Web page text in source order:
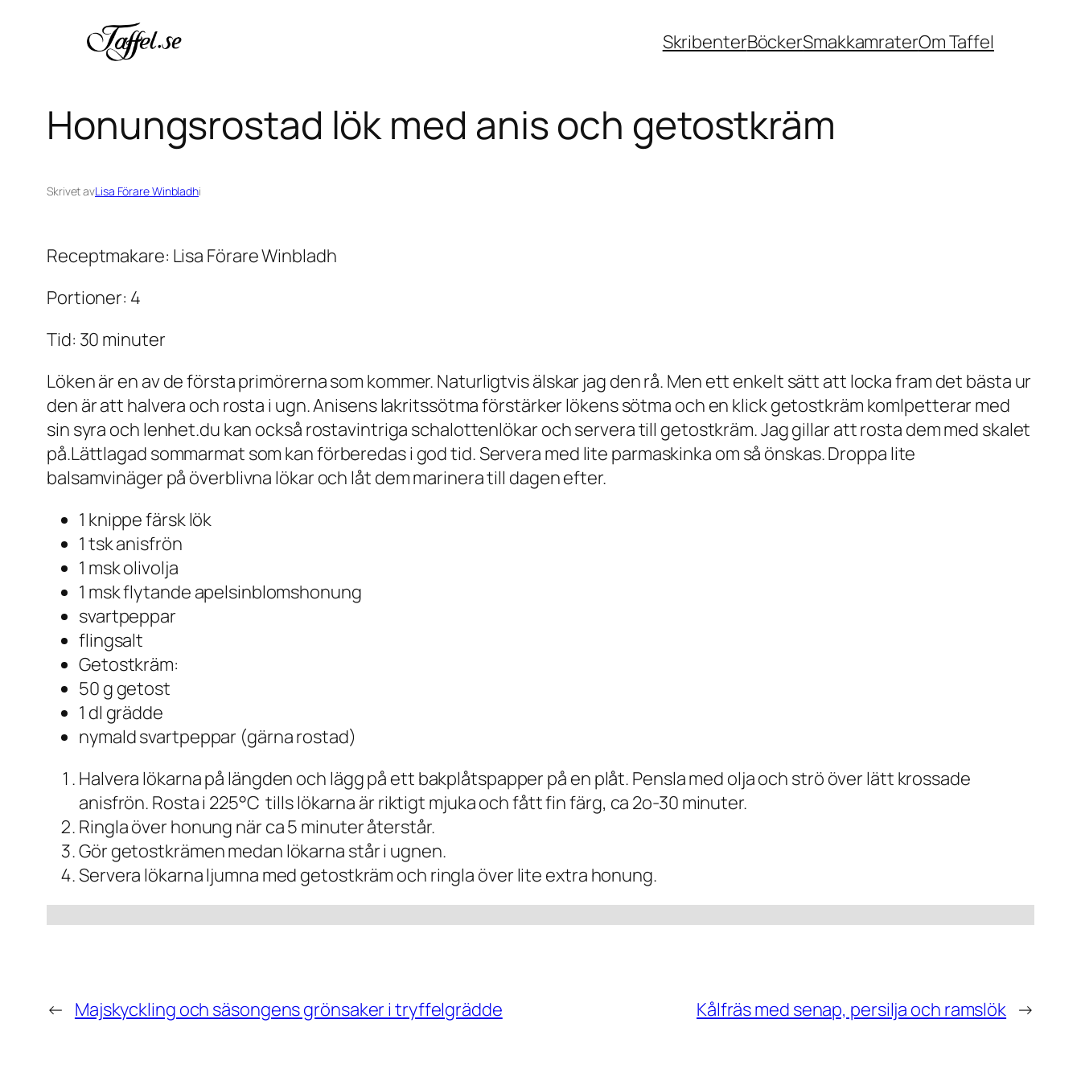
SkribenterBöckerSmakkamraterOm Taffel
Honungsrostad lök med anis och getostkräm
Skrivet avLisa Förare Winbladhi
Receptmakare: Lisa Förare Winbladh
Portioner: 4
Tid: 30 minuter
Löken är en av de första primörerna som kommer. Naturligtvis älskar jag den rå. Men ett enkelt sätt att locka fram det bästa ur
den är att halvera och rosta i ugn. Anisens lakritssötma förstärker lökens sötma och en klick getostkräm komlpetterar med
sin syra och lenhet.du kan också rostavintriga schalottenlökar och servera till getostkräm. Jag gillar att rosta dem med skalet
på.Lättlagad sommarmat som kan förberedas i god tid. Servera med lite parmaskinka om så önskas. Droppa lite
balsamvinäger på överblivna lökar och låt dem marinera till dagen efter.
1 knippe färsk lök
1 tsk anisfrön
1 msk olivolja
1 msk flytande apelsinblomshonung
svartpeppar
flingsalt
Getostkräm:
50 g getost
1 dl grädde
nymald svartpeppar (gärna rostad)
Halvera lökarna på längden och lägg på ett bakplåtspapper på en plåt. Pensla med olja och strö över lätt krossade
anisfrön. Rosta i 225°C tills lökarna är riktigt mjuka och fått fin färg, ca 2o-30 minuter.
Ringla över honung när ca 5 minuter återstår.
Gör getostkrämen medan lökarna står i ugnen.
Servera lökarna ljumna med getostkräm och ringla över lite extra honung.
← Majskyckling och säsongens grönsaker i tryffelgrädde Kålfräs med senap, persilja och ramslök →